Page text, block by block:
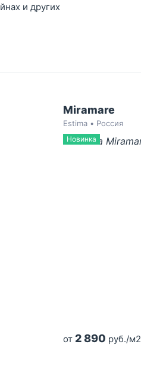
и других
Miramare
Estima • Россия
Новинка
от 2 890 руб./м2